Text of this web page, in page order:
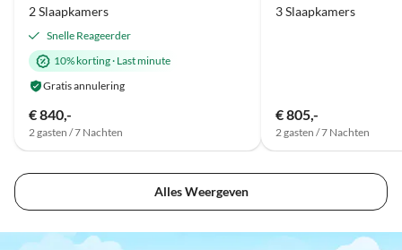
2 Slaapkamers
Snelle Reageerder
10% korting· Last minute
Gratis annulering
€ 840,-
2 gasten / 7 Nachten
3 Slaapkamers
€ 805,-
2 gasten / 7 Nachten
Alles Weergeven